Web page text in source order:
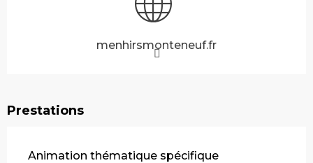
menhirsmonteneuf.fr
Prestations
Animation thématique spécifique